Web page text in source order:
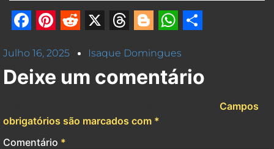
Julho 16, 2025 Isaque Domingues
Deixe um comentário
Campos
obrigatórios são marcados com *
Comentário *